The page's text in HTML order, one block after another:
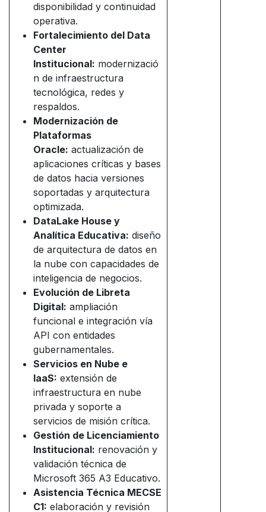
disponibilidad y continuidad
operativa.
Fortalecimiento del Data
Center
Institucional: modernizació
n de infraestructura
tecnológica, redes y
respaldos.
Modernización de
Plataformas
Oracle: actualización de
aplicaciones críticas y bases
de datos hacia versiones
soportadas y arquitectura
optimizada.
DataLake House y
Analítica Educativa: diseño
de arquitectura de datos en
la nube con capacidades de
inteligencia de negocios.
Evolución de Libreta
Digital: ampliación
funcional e integración vía
API con entidades
gubernamentales.
Servicios en Nube e
IaaS: extensión de
infraestructura en nube
privada y soporte a
servicios de misión crítica.
Gestión de Licenciamiento
Institucional: renovación y
validación técnica de
Microsoft 365 A3 Educativo.
Asistencia Técnica MECSE
C1: elaboración y revisión